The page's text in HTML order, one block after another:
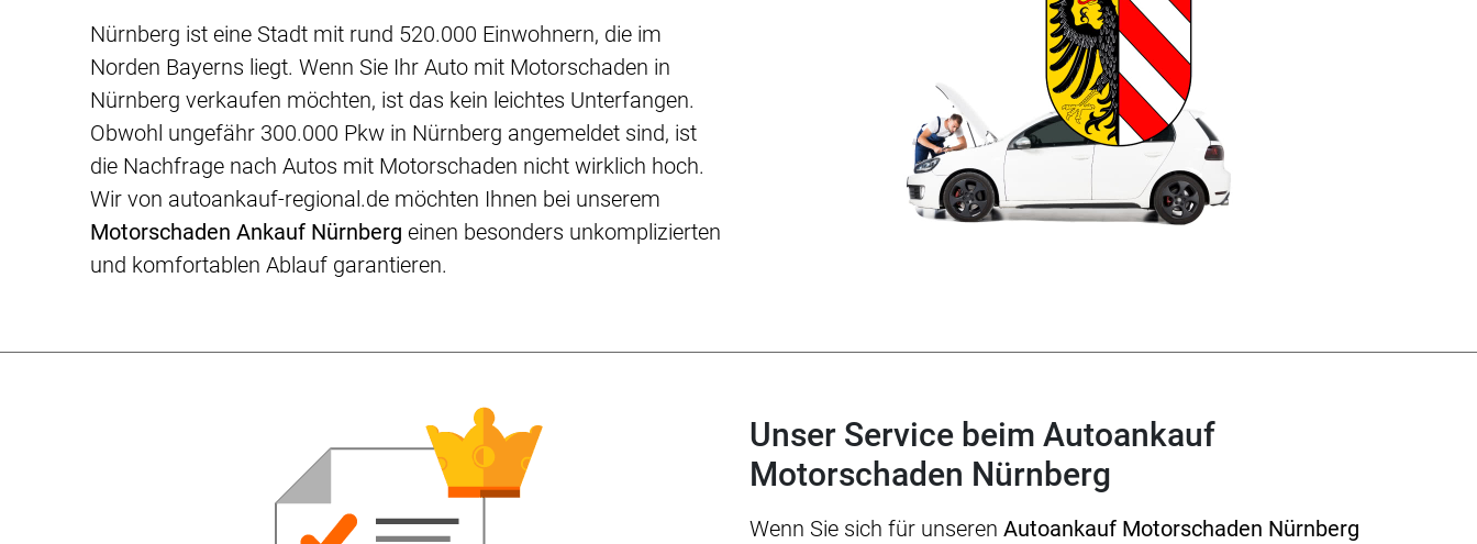
Nürnberg ist eine Stadt mit rund 520.000 Einwohnern, die im
Norden Bayerns liegt. Wenn Sie Ihr Auto mit Motorschaden in
Nürnberg verkaufen möchten, ist das kein leichtes Unterfangen.
Obwohl ungefähr 300.000 Pkw in Nürnberg angemeldet sind, ist
die Nachfrage nach Autos mit Motorschaden nicht wirklich hoch.
Wir von autoankauf-regional.de möchten Ihnen bei unserem
Motorschaden Ankauf Nürnberg einen besonders unkomplizierten
und komfortablen Ablauf garantieren.
Unser Service beim Autoankauf
Motorschaden Nürnberg
Wenn Sie sich für unseren Autoankauf Motorschaden Nürnberg